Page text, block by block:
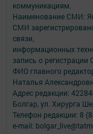
коммуникациям.
Наименование СМИ:
СМИ
связи,
информационных
запись о
ФИО главного
Наталья
Адрес редакции:
Болгар, ул. Хирурга
Телефон редакции: 8
e-mail: